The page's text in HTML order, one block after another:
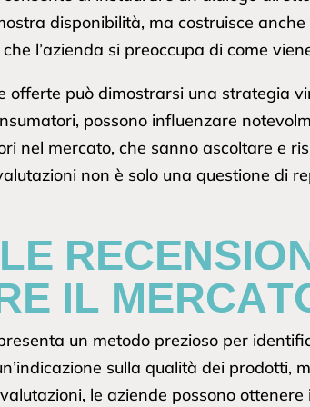
disponibilità, ma costruisce
l’azienda si preoccupa di come
offerte può dimostrarsi una strategia
possono influenzare
nel mercato, che sanno ascoltare e
non è solo una questione di
IL
un metodo prezioso per
sulla qualità dei prodotti,
le aziende possono